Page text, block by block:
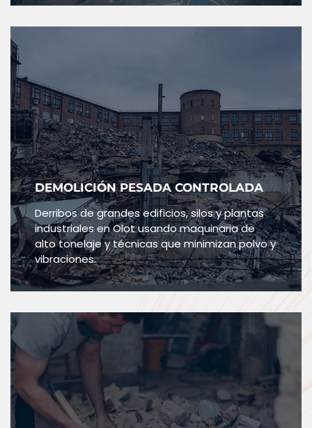
DEMOLICIÓN PESADA CONTROLADA
Derribos de grandes edificios, silos y plantas
industriales en Olot usando maquinaria de
alto tonelaje y técnicas que minimizan polvo y
vibraciones.